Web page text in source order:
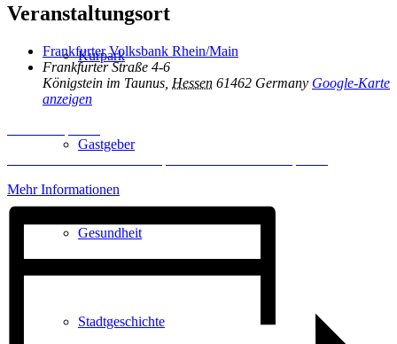
Kurpark
Gastgeber
Gesundheit
Stadtgeschichte
Veranstaltungsort
Frankfurter Volksbank Rhein/Main
Frankfurter Straße 4-6
Königstein im Taunus Hessen 61462 Germany Google-Karte
anzeigen
Mehr Informationen